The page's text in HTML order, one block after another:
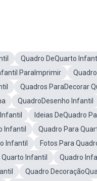
Quadro DeQuarto
ParaImprimir
Quadros ParaDecorar
QuadroDesenho Infantil
Ideias DeQuadro
Infantil
Quadro Para
Infantil
Fotos Para
Infantil
Quadro
Quadro